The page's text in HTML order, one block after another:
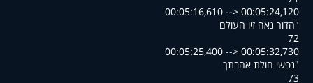
00:05:16,610 --> 00:05:24,120
הדור נאה זיו העולם"
72
00:05:25,400 --> 00:05:32,730
נפשי חולת אהבתך"
73